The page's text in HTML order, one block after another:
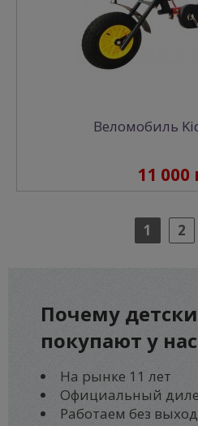
Веломобиль
11 000
1 2
Почему
покупают у нас
На рынке 11 лет
Официальный
Работаем без